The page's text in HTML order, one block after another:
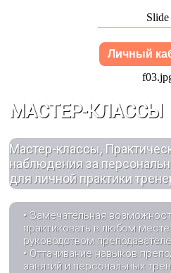
Slide
Личный
МАСТЕР-КЛАССЫ
Мастер-классы,
наблюдения за
для личной практики
• Замечательная
практиковать в любом
руководством
• Оттачивание навыков
занятий и персональных